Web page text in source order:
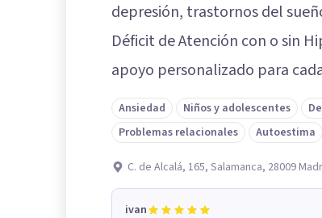
depresión, trastornos del
Déficit de Atención con o sin
apoyo personalizado para
Ansiedad Niños y adolescentes
Problemas relacionales
Autoestima
C. de Alcalá, 165, Salamanca, 28009
ivan